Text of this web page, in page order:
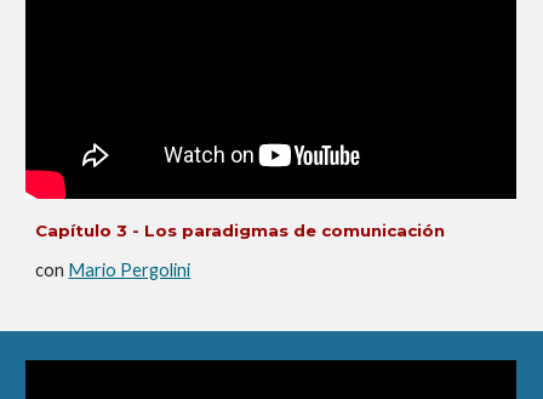
Capítulo3 - Los paradigmas de comunicación
con Mario Pergolini